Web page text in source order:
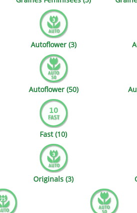
Gardener
Mandala
Ministry of Cannabis
Philosopher Seeds
Autoflower (3)
Autoflower (50)
Fast (10)
Originals (3)